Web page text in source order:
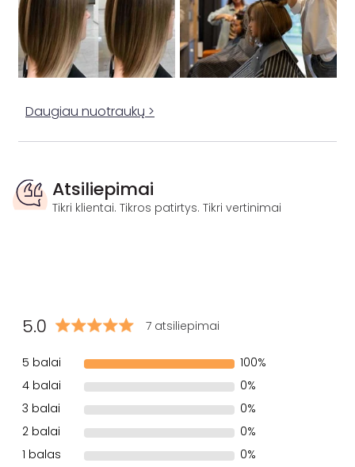
Daugiau nuotraukų >
Atsiliepimai
Tikri klientai. Tikros patirtys. Tikri vertinimai
5.0 7 atsiliepimai
5 balai
100%
4 balai
0%
3 balai
0%
2 balai
0%
1 balas
0%